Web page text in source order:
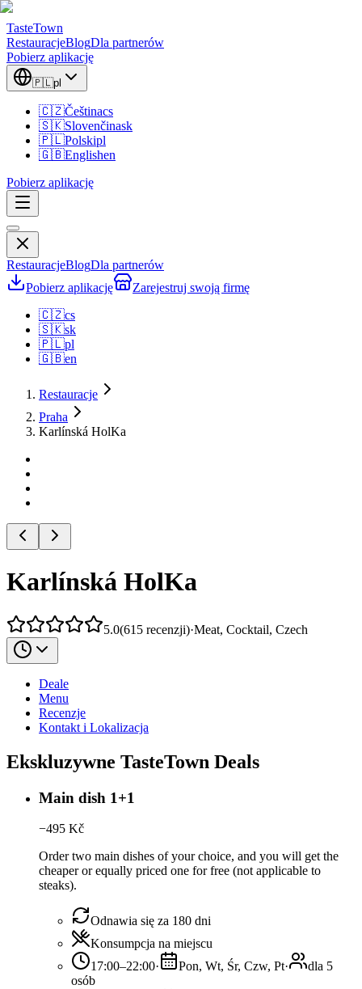
TasteTown
RestauracjeBlogDla partnerów
Pobierz aplikację
🇵🇱pl
🇨🇿Češtinacs
🇸🇰Slovenčinask
🇵🇱Polskipl
🇬🇧Englishen
Pobierz aplikację
RestauracjeBlogDla partnerów
Pobierz aplikację
Zarejestruj swoją firmę
🇨🇿cs
🇸🇰sk
🇵🇱pl
🇬🇧en
Restauracje
Praha
Karlínská HolKa
Karlínská HolKa
5.0(615 recenzji)·Meat, Cocktail, Czech
Deale
Menu
Recenzje
Kontakt i Lokalizacja
Ekskluzywne TasteTown Deals
Main dish 1+1
−495 Kč
Order two main dishes of your choice, and you will get the
cheaper or equally priced one for free (not applicable to
steaks).
Odnawia się za 180 dni
Konsumpcja na miejscu
17:00–22:00· Pon, Wt, Śr, Czw, Pt·
dla 5
osób